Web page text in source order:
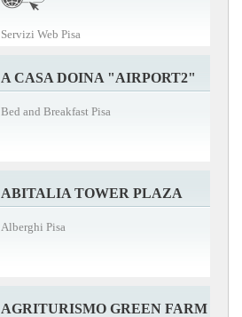
Servizi Web Pisa
A CASA DOINA "AIRPORT2"
Bed and Breakfast Pisa
ABITALIA TOWER PLAZA
Alberghi Pisa
AGRITURISMO GREEN FARM